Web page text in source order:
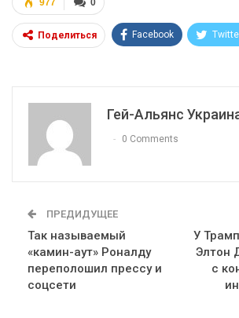
0
977
Поделиться Facebook
Гей-Альянс
0 Comments
ПРЕДИДУЩЕЕ
Так называемый
«камин-аут» Роналду
переполошил прессу и
соцсети
У
Элтон
с